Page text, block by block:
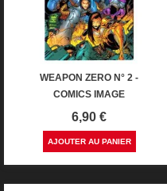
WEAPON ZERO N° 2 -
COMICS IMAGE
Prix
6,90 €
AJOUTER AU PANIER